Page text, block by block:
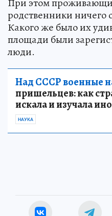
При этом
родственники ничего
Какого же было их
площади были
люди.
Над СССР военные
пришельцев: как
искала и изучала
НАУКА